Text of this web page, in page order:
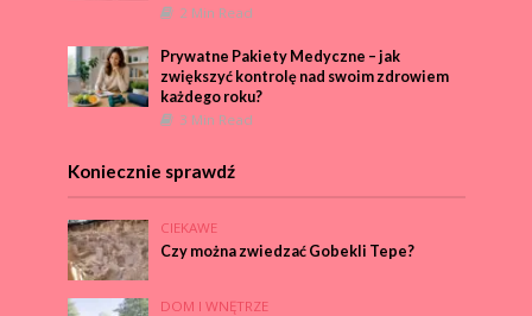
2 Min Read
Prywatne Pakiety Medyczne – jak
zwiększyć kontrolę nad swoim zdrowiem
każdego roku?
3 Min Read
Koniecznie sprawdź
CIEKAWE
Czy można zwiedzać Gobekli Tepe?
DOM I WNĘTRZE